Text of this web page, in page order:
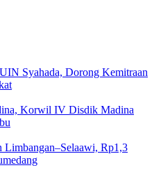
Syahada, Dorong Kemitraan
Korwil IV Disdik Madina
Limbangan–Selaawi, Rp1,3